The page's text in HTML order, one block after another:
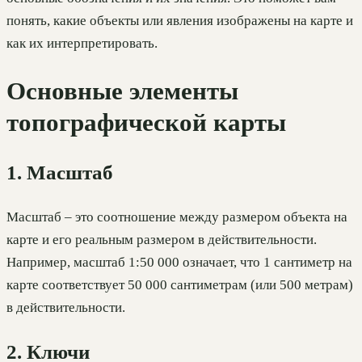
понять, какие объекты или явления изображены на карте и
как их интерпретировать.
Основные элементы
топографической карты
1. Масштаб
Масштаб – это соотношение между размером объекта на
карте и его реальным размером в действительности.
Например, масштаб 1:50 000 означает, что 1 сантиметр на
карте соответствует 50 000 сантиметрам (или 500 метрам)
в действительности.
2. Ключи